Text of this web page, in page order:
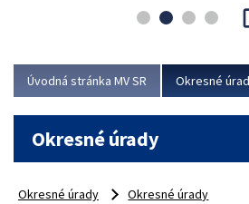
asociácie poisťovní (SLASPO) a
Viac
Úvodná stránka MV SR Okresné
Okresné úrady
Okresné úrady
Okresné úrady